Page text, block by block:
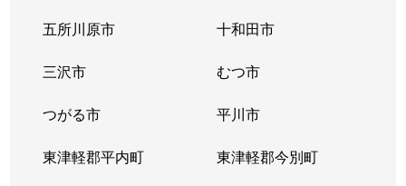
五所川原市 十和田市
三沢市 むつ市
つがる市 平川市
東津軽郡平内町 東津軽郡今別町